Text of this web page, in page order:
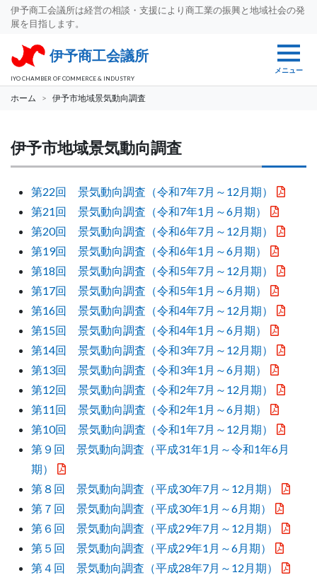
伊予商工会議所は経営の相談・支援により商工業の振興と地域社会の発
展を目指します。
伊予商工会議所
IYO CHAMBER OF COMMERCE & INDUSTRY
メニュー
ホーム 伊予市地域景気動向調査
伊予市地域景気動向調査
第22回 景気動向調査（令和7年7月～12月期）
第21回 景気動向調査（令和7年1月～6月期）
第20回 景気動向調査（令和6年7月～12月期）
第19回 景気動向調査（令和6年1月～6月期）
第18回 景気動向調査（令和5年7月～12月期）
第17回 景気動向調査（令和5年1月～6月期）
第16回 景気動向調査（令和4年7月～12月期）
第15回 景気動向調査（令和4年1月～6月期）
第14回 景気動向調査（令和3年7月～12月期）
第13回 景気動向調査（令和3年1月～6月期）
第12回 景気動向調査（令和2年7月～12月期）
第11回 景気動向調査（令和2年1月～6月期）
第10回 景気動向調査（令和1年7月～12月期）
第９回 景気動向調査（平成31年1月～令和1年6月
期）
第８回 景気動向調査（平成30年7月～12月期）
第７回 景気動向調査（平成30年1月～6月期）
第６回 景気動向調査（平成29年7月～12月期）
第５回 景気動向調査（平成29年1月～6月期）
第４回 景気動向調査（平成28年7月～12月期）